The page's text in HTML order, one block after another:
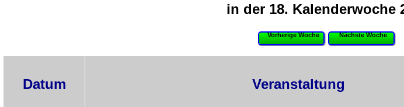
in der 18. Kalenderwoche
Vorherige Woche Nächste Woche
Datum Veranstaltung